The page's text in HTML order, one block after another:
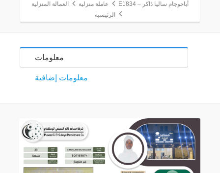
أباجوجام ساليا ذاكر – E1834 عاملة منزلية
العمالة المنزلية
الرئيسية
معلومات
معلومات إضافية